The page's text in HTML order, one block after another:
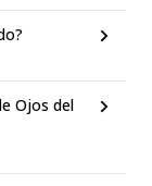
Ojos del